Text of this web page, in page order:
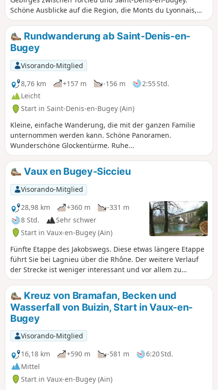
Schöne Ausblicke auf die Region, die Monts du Lyonnais,
die Weinberge von Vaux-en-Bugey, die Bergkämme des
Albarine-Tals und ein Abstecher in das hübsche Dorf
Ambutrix, nicht zu vergessen der Startpunkt am Turm von
Saint-Denis, der einen Panoramablick über die Region
bietet.
Rundwanderung ab Saint-Denis-en-
Bugey
Visorando-Mitglied
8,76 km
+157 m -156 m
2:55 Std.
Leicht
Start in Saint-Denis-en-Bugey (Ain)
Kleine, einfache Wanderung, die mit der ganzen Familie
unternommen werden kann. Schöne Panoramen.
Wunderschöne Glockentürme. Ruhe...
Vaux en Bugey-Siccieu
Visorando-Mitglied
28,98 km
+360 m
-331 m
8 Std.
Sehr schwer
Start in Vaux-en-Bugey (Ain)
Fünfte Etappe des Jakobswegs. Diese etwas längere Etappe
führt Sie bei Lagnieu über die Rhône. Der weitere Verlauf
der Strecke ist weniger interessant und vor allem zu
asphaltiert, aber es gibt keine Alternative, um wieder auf
den GR®65 zu gelangen.
Kreuz von Bramafan, Becken und
Wasserfall von Buizin, Start in Vaux-en-
Bugey
Visorando-Mitglied
16,18 km
+590 m -581 m
6:20 Std.
Mittel
Start in Vaux-en-Bugey (Ain)